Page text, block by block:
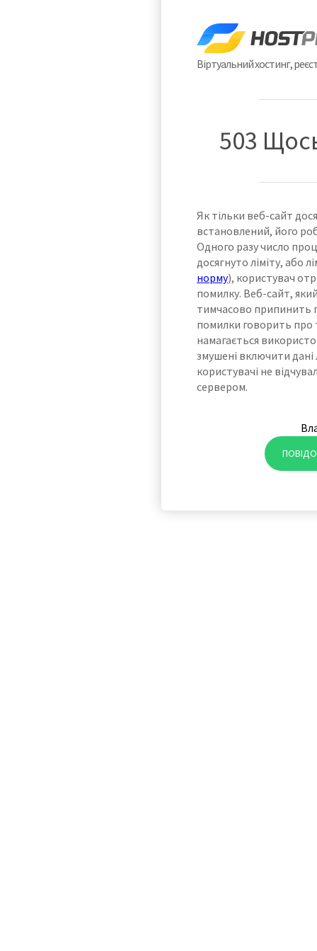
Віртуальний хостинг,
503
Як тільки веб-сайт
встановлений, його
Одного разу число
досягнуто ліміту, або
норму), користувач
помилку. Веб-сайт,
тимчасово припинить
помилки говорить
намагається
змушені включити дані
користувачі не
сервером.